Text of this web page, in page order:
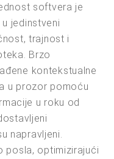
softvera je
jedinstveni
trajnost i
Brzo
kontekstualne
u prozor pomoću
u roku od
napravljeni.
posla, optimizirajući